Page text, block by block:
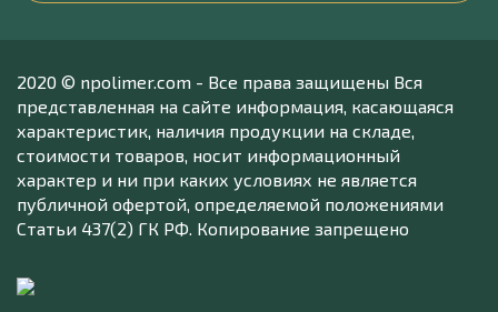
2020 © npolimer.com - Все права защищены Вся
представленная на сайте информация, касающаяся
характеристик, наличия продукции на складе,
стоимости товаров, носит информационный
характер и ни при каких условиях не является
публичной офертой, определяемой положениями
Статьи 437(2) ГК РФ. Копирование запрещено